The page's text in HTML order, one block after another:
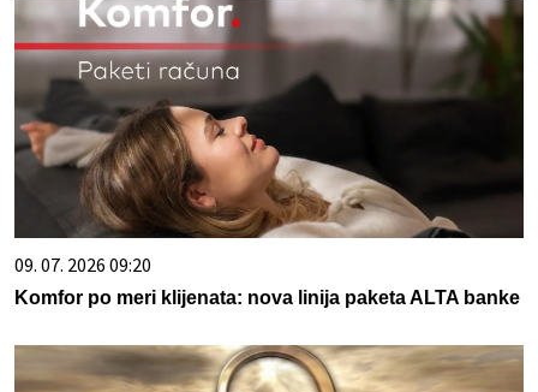
09. 07. 2026 09:20
Komfor po meri klijenata: nova linija paketa ALTA banke